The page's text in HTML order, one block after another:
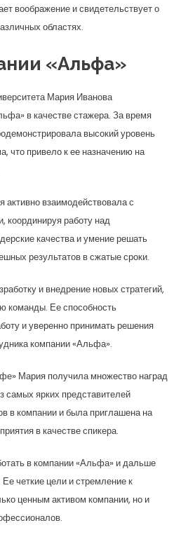
воображение и свидетельствует о
областях.
«Альфа»
Мария Иванова
в качестве стажера. За время
высокий уровень
что привело к ее назначению на
активно взаимодействовала с
координируя работу над
качества и умение решать
результатов в сжатые сроки.
и внедрение новых стратегий,
команды. Ее способность
и уверенно принимать решения
компании «Альфа».
Мария получила множество наград
самых ярких представителей
в компании и была приглашена на
в качестве спикера.
в компании «Альфа» и дальше
четкие цели и стремление к
ценным активом компании, но и